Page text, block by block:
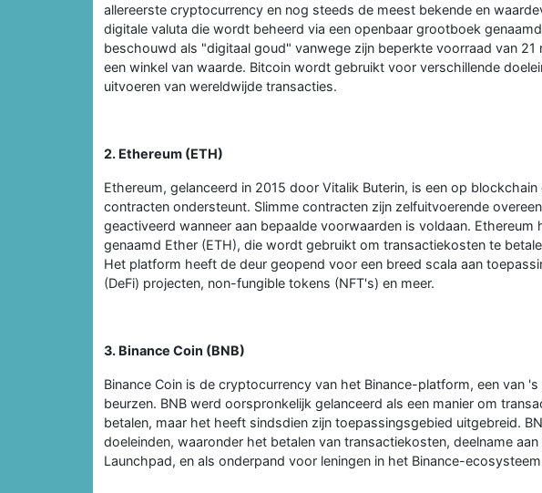
allereerste cryptocurrency en nog steeds de meest bekende en
digitale valuta die wordt beheerd via een openbaar grootboek
beschouwd als "digitaal goud" vanwege zijn beperkte voorraad van 21
een winkel van waarde. Bitcoin wordt gebruikt voor verschillende
uitvoeren van wereldwijde transacties.
2. Ethereum (ETH)
Ethereum, gelanceerd in 2015 door Vitalik Buterin, is een op
contracten ondersteunt. Slimme contracten zijn zelfuitvoerende
geactiveerd wanneer aan bepaalde voorwaarden is voldaan.
genaamd Ether (ETH), die wordt gebruikt om transactiekosten te
Het platform heeft de deur geopend voor een breed scala aan
(DeFi) projecten, non-fungible tokens (NFT's) en meer.
3. Binance Coin (BNB)
Binance Coin is de cryptocurrency van het Binance-platform, een van
beurzen. BNB werd oorspronkelijk gelanceerd als een manier om
betalen, maar het heeft sindsdien zijn toepassingsgebied uitgebreid.
doeleinden, waaronder het betalen van transactiekosten, deelname
Launchpad, en als onderpand voor leningen in het Binance-